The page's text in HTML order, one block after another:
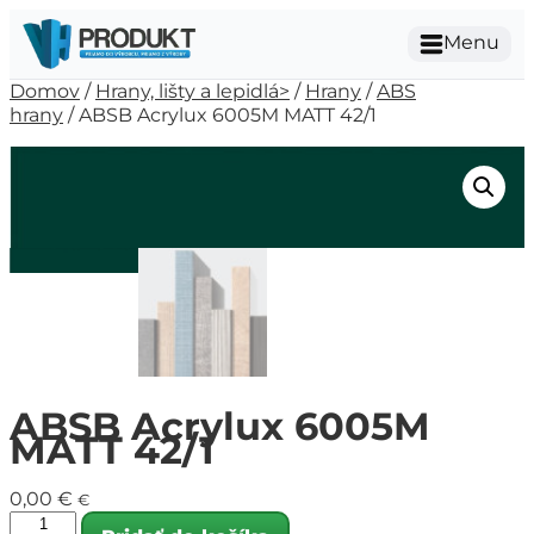
Menu
Domov / Hrany, lišty a lepidlá> / Hrany /ABS
hrany / ABSB Acrylux 6005M MATT 42/1
ABSB Acrylux 6005M
MATT 42/1
0,00 € €